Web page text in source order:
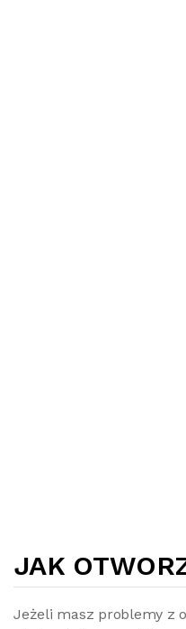
JAK
Jeżeli masz problemy z